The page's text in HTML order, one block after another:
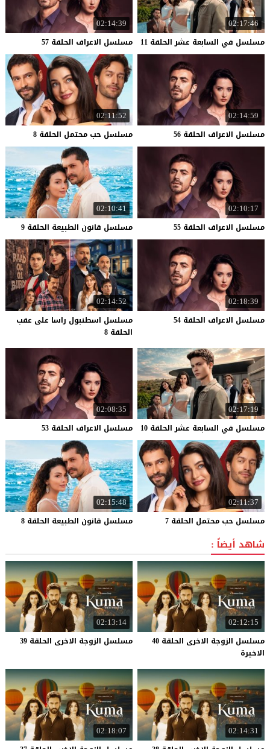
02:17:46
مسلسل في السابعة عشر الحلقة 11
02:14:39
مسلسل الاعراف الحلقة 57
02:14:59
مسلسل الاعراف الحلقة 56
02:11:52
مسلسل حب محتمل الحلقة 8
02:10:17
مسلسل الاعراف الحلقة 55
02:10:41
مسلسل قانون الطبيعة الحلقة 9
02:18:39
مسلسل الاعراف الحلقة 54
02:14:52
مسلسل اسطنبول راسا على عقب
الحلقة 8
02:17:19
مسلسل في السابعة عشر الحلقة 10
02:08:35
مسلسل الاعراف الحلقة 53
02:11:37
مسلسل حب محتمل الحلقة 7
02:15:48
مسلسل قانون الطبيعة الحلقة 8
شاهد أيضاً :
02:12:15
مسلسل الزوجة الاخرى الحلقة 40
الاخيرة
02:13:14
مسلسل الزوجة الاخرى الحلقة 39
02:14:31
02:18:07